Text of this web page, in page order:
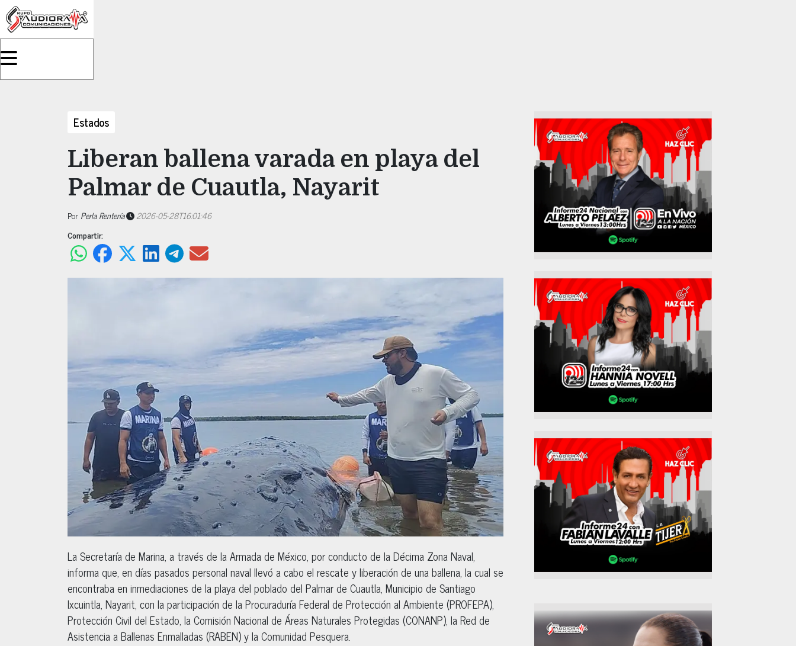
Estados
Liberan ballena varada en playa del
Palmar de Cuautla, Nayarit
Por Perla Rentería
2026-05-28T16:01:46
Compartir:
La Secretaría de Marina, a través de la Armada de México, por conducto de la Décima Zona Naval,
informa que, en días pasados personal naval llevó a cabo el rescate y liberación de una ballena, la cual se
encontraba en inmediaciones de la playa del poblado del Palmar de Cuautla, Municipio de Santiago
Ixcuintla, Nayarit, con la participación de la Procuraduría Federal de Protección al Ambiente (PROFEPA),
Protección Civil del Estado, la Comisión Nacional de Áreas Naturales Protegidas (CONANP), la Red de
Asistencia a Ballenas Enmalladas (RABEN) y la Comunidad Pesquera.